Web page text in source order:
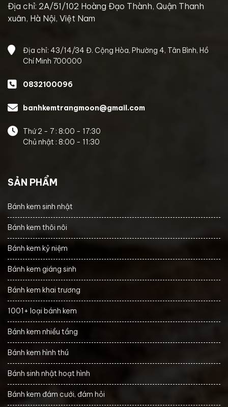
Địa chỉ: 2A/51/102 Hoàng Đạo Thành, Quận Thanh
xuân, Hà Nội, Việt Nam
Địa chỉ: 43/14/34 Đ. Cộng Hòa, Phường 4, Tân Bình, Hồ
Chí Minh 700000
0832100096
banhkemtrangmoon@gmail.com
Thứ 2 - 7 : 8:00 - 17:30
Chủ nhật : 8:00 - 11:30
SẢN PHẨM
Bánh kem sinh nhật
Bánh kem thôi nôi
Bánh kem kỷ niệm
Bánh kem giáng sinh
Bánh kem khai trương
1001+ loại bánh kem
Bánh kem nhiều tầng
Bánh kem hình thú
Bánh sinh nhật hoạt hình
Bánh kem đám cưới, đám hỏi